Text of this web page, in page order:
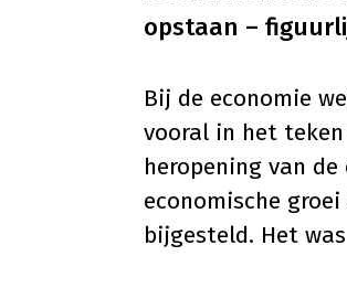
opstaan –
Bij de economie
vooral in het
heropening van
economische
bijgesteld. Het